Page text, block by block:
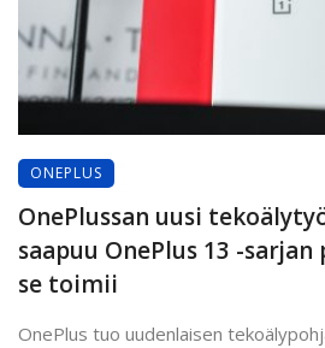
ONEPLUS
OnePlussan uusi
saapuu OnePlus 13 -
se toimii
OnePlus tuo uudenlaisen